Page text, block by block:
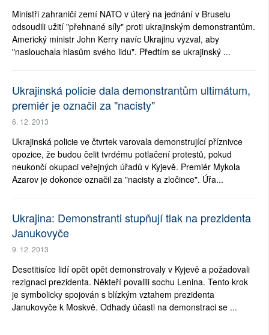
Ministři zahraničí zemí NATO v úterý na jednání v Bruselu
odsoudili užití "přehnané síly" proti ukrajinským demonstrantům.
Americký ministr John Kerry navíc Ukrajinu vyzval, aby
"naslouchala hlasům svého lidu". Předtím se ukrajinský ...
Ukrajinská policie dala demonstrantům ultimátum,
premiér je označil za "nacisty"
6. 12. 2013
Ukrajinská policie ve čtvrtek varovala demonstrující příznivce
opozice, že budou čelit tvrdému potlačení protestů, pokud
neukončí okupaci veřejných úřadů v Kyjevě. Premiér Mykola
Azarov je dokonce označil za "nacisty a zločince". Úřa...
Ukrajina: Demonstranti stupňují tlak na prezidenta
Janukovyče
9. 12. 2013
Desetitisíce lidí opět opět demonstrovaly v Kyjevě a požadovali
rezignaci prezidenta. Někteří povalili sochu Lenina. Tento krok
je symbolicky spojován s blízkým vztahem prezidenta
Janukovyče k Moskvě. Odhady účasti na demonstraci se ...